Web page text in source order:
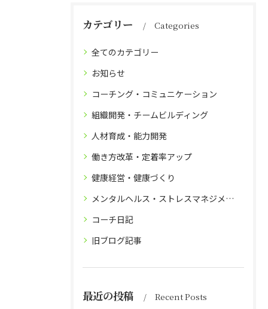
カテゴリー Categories
全てのカテゴリー
お知らせ
コーチング・コミュニケーション
組織開発・チームビルディング
人材育成・能力開発
働き方改革・定着率アップ
健康経営・健康づくり
メンタルヘルス・ストレスマネジメント
コーチ日記
旧ブログ記事
最近の投稿 Recent Posts